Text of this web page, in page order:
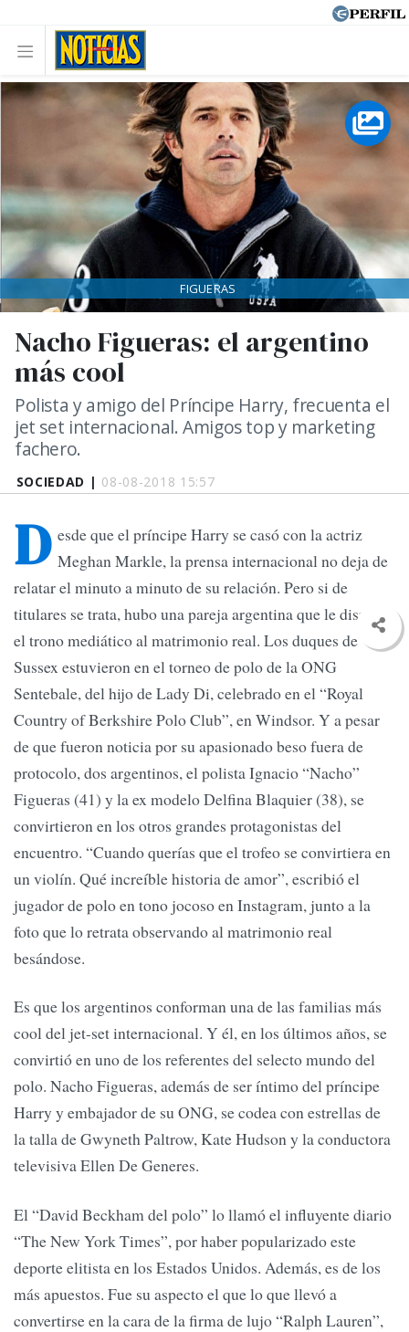
SOCIEDAD | 08-08-2018 15:57
Nacho Figueras: el argentino
más cool
Polista y amigo del Príncipe Harry, frecuenta el
jet set internacional. Amigos top y marketing
fachero.
FIGUERAS
D esde que el príncipe Harry se casó con la actriz
Meghan Markle, la prensa internacional no deja de
relatar el minuto a minuto de su relación. Pero si de
titulares se trata, hubo una pareja argentina que le disputó
el trono mediático al matrimonio real. Los duques de
Sussex estuvieron en el torneo de polo de la ONG
Sentebale, del hijo de Lady Di, celebrado en el “Royal
Country of Berkshire Polo Club”, en Windsor. Y a pesar
de que fueron noticia por su apasionado beso fuera de
protocolo, dos argentinos, el polista Ignacio “Nacho”
Figueras (41) y la ex modelo Delfina Blaquier (38), se
convirtieron en los otros grandes protagonistas del
encuentro. “Cuando querías que el trofeo se convirtiera en
un violín. Qué increíble historia de amor”, escribió el
jugador de polo en tono jocoso en Instagram, junto a la
foto que lo retrata observando al matrimonio real
besándose.
Es que los argentinos conforman una de las familias más
cool del jet-set internacional. Y él, en los últimos años, se
convirtió en uno de los referentes del selecto mundo del
polo. Nacho Figueras, además de ser íntimo del príncipe
Harry y embajador de su ONG, se codea con estrellas de
la talla de Gwyneth Paltrow, Kate Hudson y la conductora
televisiva Ellen De Generes.
El “David Beckham del polo” lo llamó el influyente diario
“The New York Times”, por haber popularizado este
deporte elitista en los Estados Unidos. Además, es de los
más apuestos. Fue su aspecto el que lo que llevó a
convertirse en la cara de la firma de lujo “Ralph Lauren”,